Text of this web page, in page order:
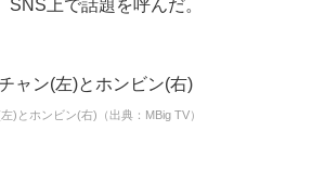
SNS上で話題を呼んだ。
)とホンビン(右)（出典：MBig TV）